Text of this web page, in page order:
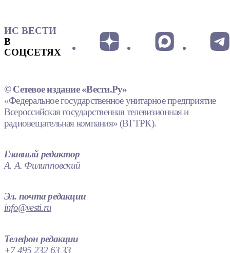
ИС ВЕСТИ
В
СОЦСЕТЯХ
© Сетевое издание «Вести.Ру»
«Федеральное государственное унитарное предприятие
Всероссийская государственная телевизионная и
радиовещательная компания» (ВГТРК).
Главный редактор
А. А. Филипповский
Эл. почта редакции
info@vesti.ru
Телефон редакции
+7 495 232 63 33